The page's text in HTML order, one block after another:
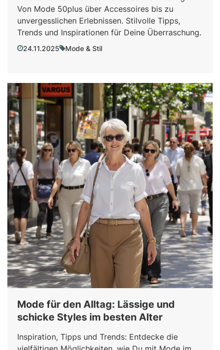
Von Mode 50plus über Accessoires bis zu
unvergesslichen Erlebnissen. Stilvolle Tipps,
Trends und Inspirationen für Deine Überraschung.
24.11.2025 Mode & Stil
Mode für den Alltag: Lässige und
schicke Styles im besten Alter
Inspiration, Tipps und Trends: Entdecke die